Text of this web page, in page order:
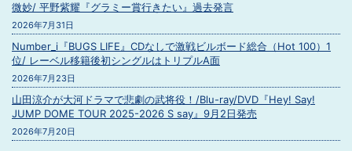
微妙/ 平野紫耀『グラミー賞行きたい』過去発言
2026年7月31日
Number_i『BUGS LIFE』CDなしで激戦ビルボード総合（Hot 100）1
位/ レーベル移籍後初シングルはトリプルA面
2026年7月23日
山田涼介が大河ドラマで悲劇の武将役！/Blu-ray/DVD『Hey! Say!
JUMP DOME TOUR 2025-2026 S say』9月2日発売
2026年7月20日